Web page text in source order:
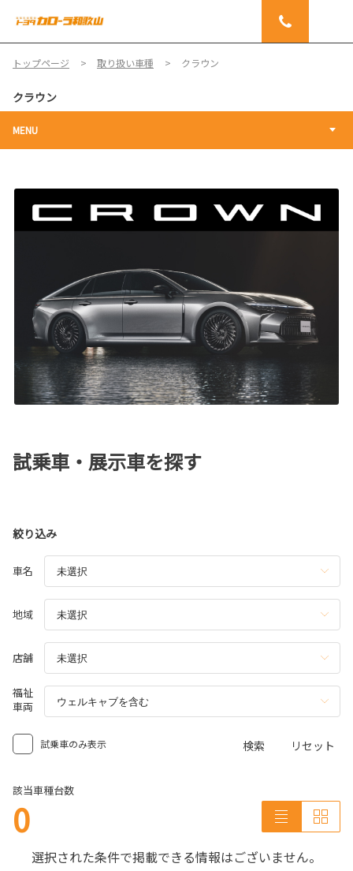
トップページ 取り扱い車種 クラウン
クラウン
MENU
試乗車・展示車を探す
絞り込み
車名
地域
店舗
福祉
車両
試乗車のみ表示 検索 リセット
該当車種台数
0
選択された条件で掲載できる情報はございません。